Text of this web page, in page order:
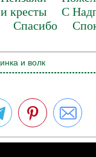
кресты
С
Спасибо
и волк